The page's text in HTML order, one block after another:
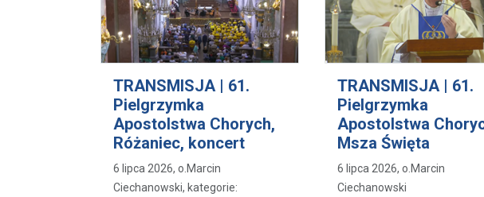
TRANSMISJA | 61.
Pielgrzymka
Apostolstwa Chorych,
Różaniec, koncert
6 lipca 2026, o.Marcin
Ciechanowski, kategorie:
TRANSMISJA | 61.
Pielgrzymka
Apostolstwa
Msza Święta
6 lipca 2026, o.Marcin
Ciechanowski